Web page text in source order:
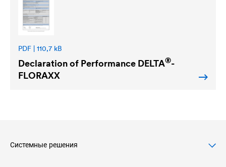
PDF | 110,7 kB
Declaration of Performance DELTA®-
FLORAXX
Системные решения